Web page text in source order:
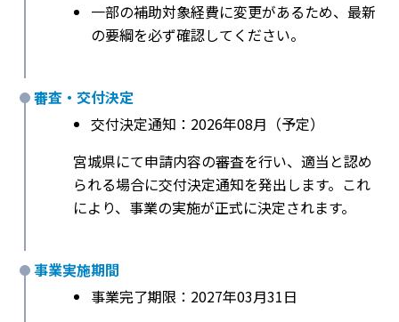
一部の補助対象経費に変更があるため、最新
の要綱を必ず確認してください。
審査・交付決定
交付決定通知：2026年08月（予定）
宮城県にて申請内容の審査を行い、適当と認め
られる場合に交付決定通知を発出します。これ
により、事業の実施が正式に決定されます。
事業実施期間
事業完了期限：2027年03月31日